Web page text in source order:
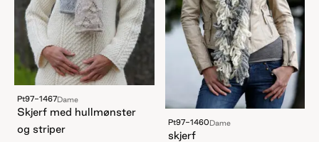
Pt97-1467Dame
Skjerf med hullmønster
og striper
Pt97-1460Dame
skjerf